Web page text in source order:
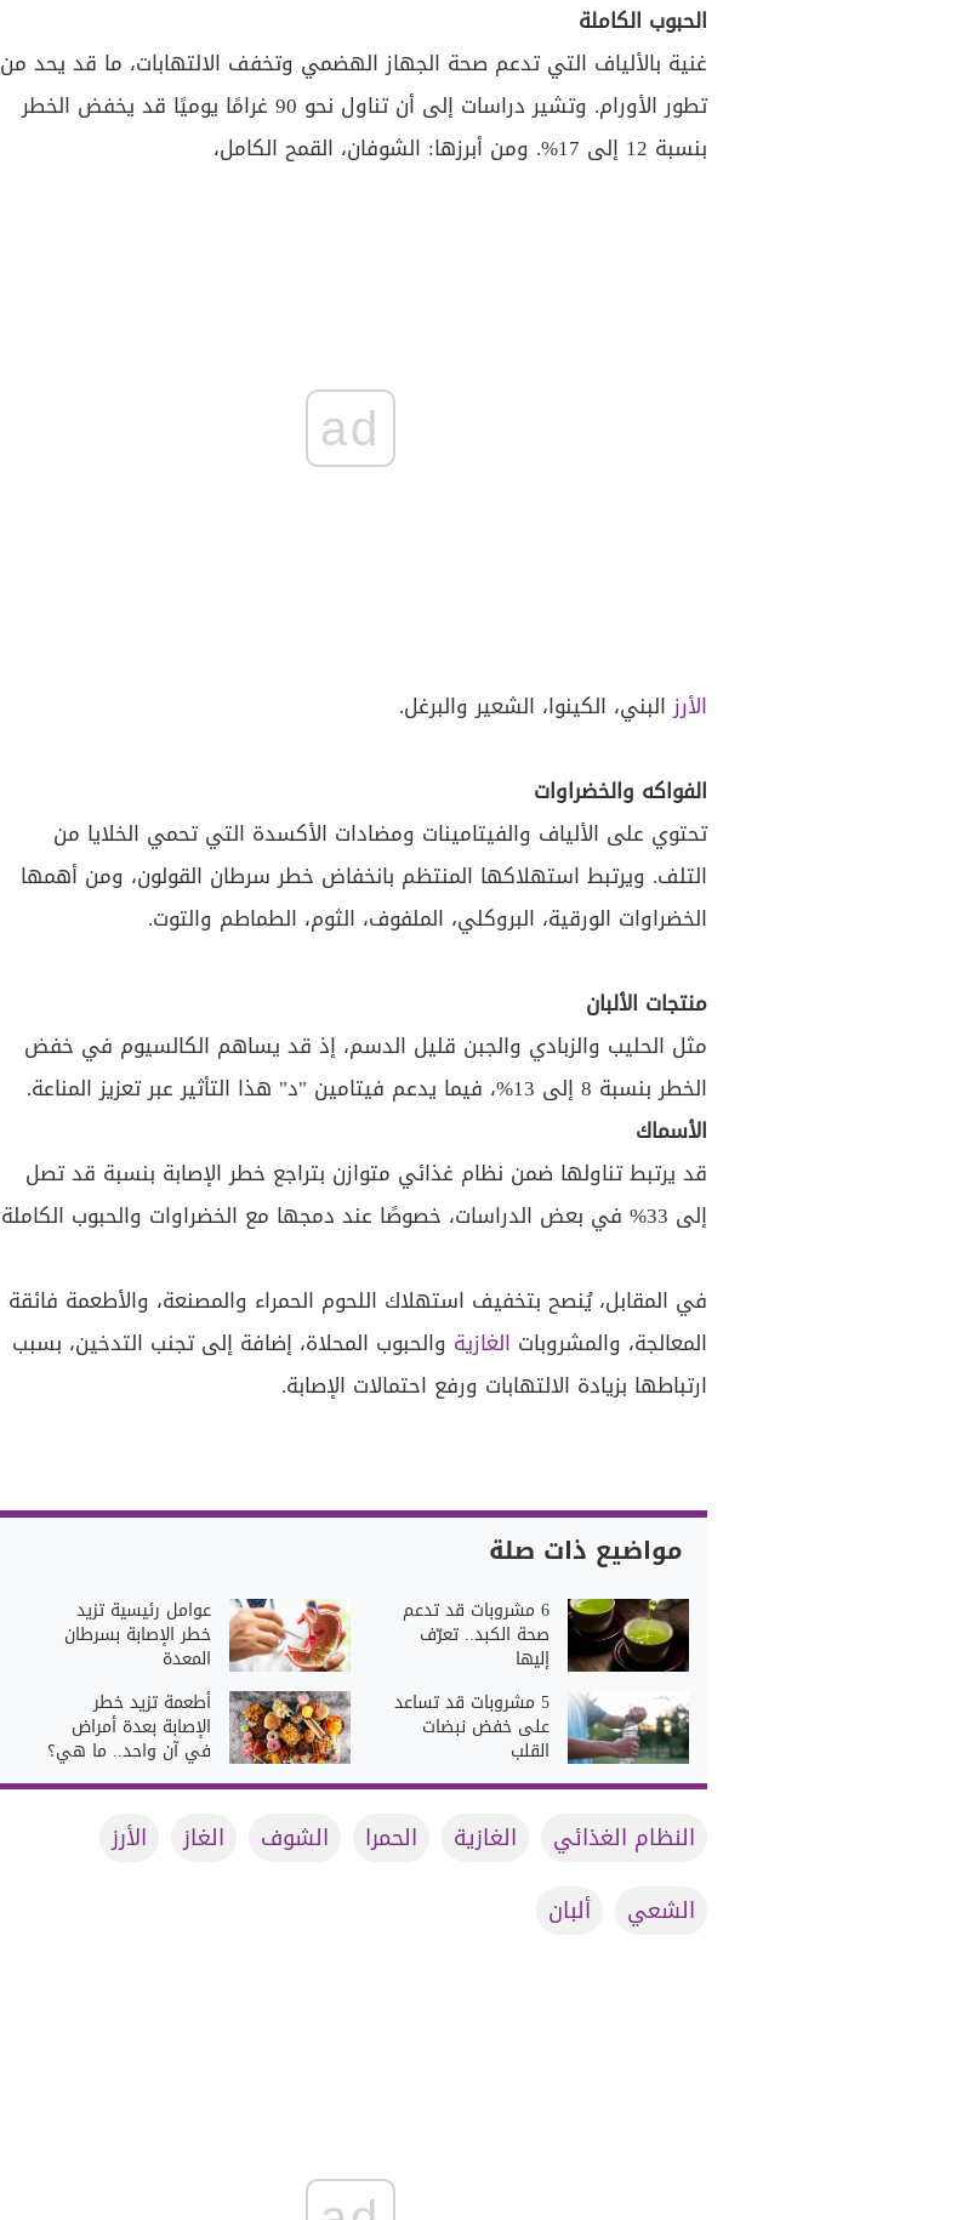
الحبوب الكاملة
غنية بالألياف التي تدعم صحة الجهاز الهضمي وتخفف الالتهابات، ما قد يحد من
تطور الأورام. وتشير دراسات إلى أن تناول نحو 90 غرامًا يوميًا قد يخفض الخطر
بنسبة 12 إلى 17%. ومن أبرزها: الشوفان، القمح الكامل،
ad
الأرزالبني، الكينوا، الشعير والبرغل.
الفواكه والخضراوات
تحتوي على الألياف والفيتامينات ومضادات الأكسدة التي تحمي الخلايا من
التلف. ويرتبط استهلاكها المنتظم بانخفاض خطر سرطان القولون، ومن أهمها
الخضراوات الورقية، البروكلي، الملفوف، الثوم، الطماطم والتوت.
منتجات الألبان
مثل الحليب والزبادي والجبن قليل الدسم، إذ قد يساهم الكالسيوم في خفض
الخطر بنسبة 8 إلى 13%، فيما يدعم فيتامين "د" هذا التأثير عبر تعزيز المناعة.
الأسماك
قد يرتبط تناولها ضمن نظام غذائي متوازن بتراجع خطر الإصابة بنسبة قد تصل
إلى 33% في بعض الدراسات، خصوصًا عند دمجها مع الخضراوات والحبوب الكاملة.
في المقابل، يُنصح بتخفيف استهلاك اللحوم الحمراء والمصنعة، والأطعمة فائقة
المعالجة، والمشروبات الغازية والحبوب المحلاة، إضافة إلى تجنب التدخين، بسبب
ارتباطها بزيادة الالتهابات ورفع احتمالات الإصابة.
مواضيع ذات صلة
6 مشروبات قد تدعم
صحة الكبد.. تعرّف
إليها
عوامل رئيسية تزيد
خطر الإصابة بسرطان
المعدة
5 مشروبات قد تساعد
على خفض نبضات
القلب
أطعمة تزيد خطر
الإصابة بعدة أمراض
في آن واحد.. ما هي؟
النظام الغذائي الغازية الحمرا الشوف الغاز
الأرز
الشعي
ألبان